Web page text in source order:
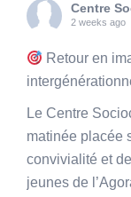
Centre
2 weeks ago
Retour en
Le Centre
matinée placée
convivialité et
jeunes de